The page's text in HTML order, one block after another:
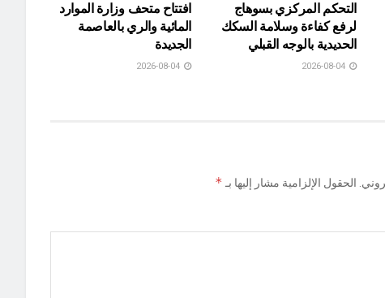
التحكم المركزي بسوهاج
لرفع كفاءة وسلامة السكك
الحديدية بالوجه القبلي
افتتاح متحف وزارة الموارد
المائية والري بالعاصمة
الجديدة
الحقول الإلزامية مشار إليها بـ *